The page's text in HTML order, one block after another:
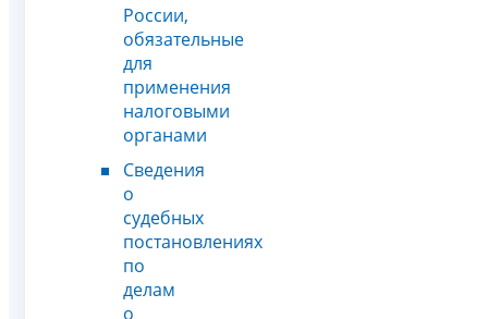
России,
обязательные
для
применения
налоговыми
органами
Сведения
о
судебных
постановлениях
по
делам
о